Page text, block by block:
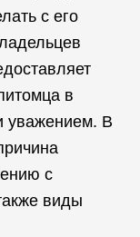
с его
в
уважением. В
с
виды